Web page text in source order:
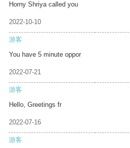
Horny Shriya called you
2022-10-10
游客
You have 5 minute oppor
2022-07-21
游客
Hello, Greetings fr
2022-07-16
游客